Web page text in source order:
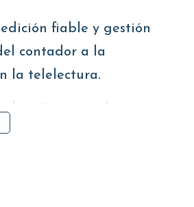
contador a la
la telelectura.
dispositivos esenciales para
los consumos y gestionar de